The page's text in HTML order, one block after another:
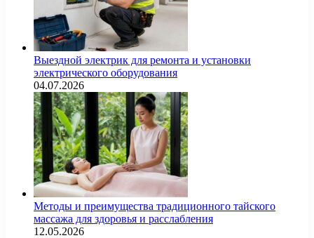
Выездной электрик для ремонта и установки
электрического оборудования
04.07.2026
Методы и преимущества традиционного тайского
массажа для здоровья и расслабления
12.05.2026